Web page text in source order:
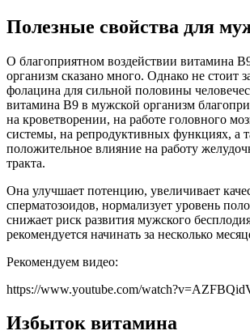
Полезные свойства для
О благоприятном воздействии витамина
организм сказано много. Однако не стоит
фолацина для сильной половины
витамина В9 в мужской организм
на кроветворении, на работе головного
системы, на репродуктивных функциях, а
положительное влияние на работу
тракта.
Она улучшает потенцию, увеличивает
сперматозоидов, нормализует уровень
снижает риск развития мужского
рекомендуется начинать за несколько
Рекомендуем видео:
https://www.youtube.com/
Избыток витамина